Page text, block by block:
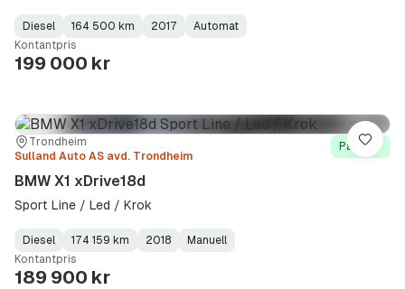
Fuel
Type:
Diesel
Kilometerstand :
164 500 km
Model
Year:
2017
Gearbox
Type:
Automat
Kontantpris
199 000 kr
Sted:Trondheim
Forhandler:
Sulland Auto AS avd. Trondheim
På lager
BMW X1 xDrive18d
Sport Line / Led / Krok
Fuel
Type:
Diesel
Kilometerstand:
174 159 km
Model
Year:
2018
Gearbox
Type:
Manuell
Kontantpris
189 900 kr
Lagre